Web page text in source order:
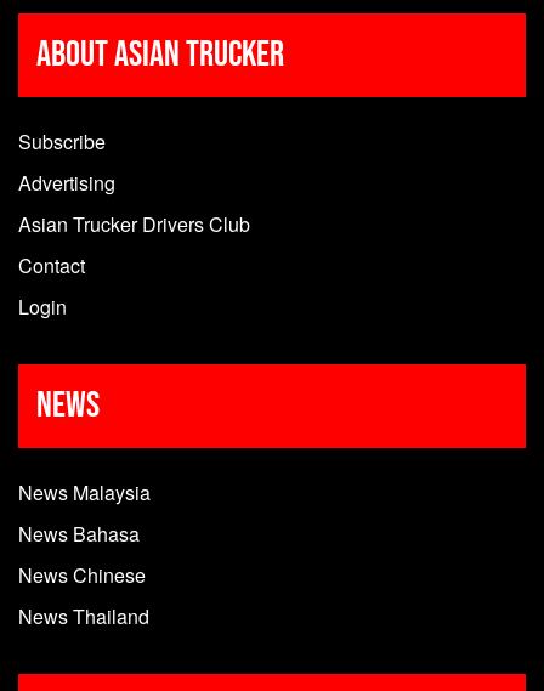
About Asian Trucker
Subscribe
Advertising
Asian Trucker Drivers Club
Contact
Login
News
News Malaysia
News Bahasa
News Chinese
News Thailand